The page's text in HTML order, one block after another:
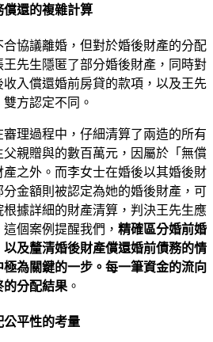
還的複雜計算
協議離婚，但對於婚後財產的分配
先生隱匿了部分婚後財產，同時對
入償還婚前房貸的款項，以及王先
方認定不同。
審理過程中，仔細清算了兩造的所有
親贈與的數百萬元，因屬於「無償
之外。而李女士在婚後以其婚後財
金額則被認定為她的婚後財產，可
據詳細的財產清算，判決王先生應
個案例提醒我們， 精確區分婚前婚
及釐清婚後財產償還婚前債務的情
為關鍵的一步。每一筆資金的流向
的分配結果 。
公平性的考量